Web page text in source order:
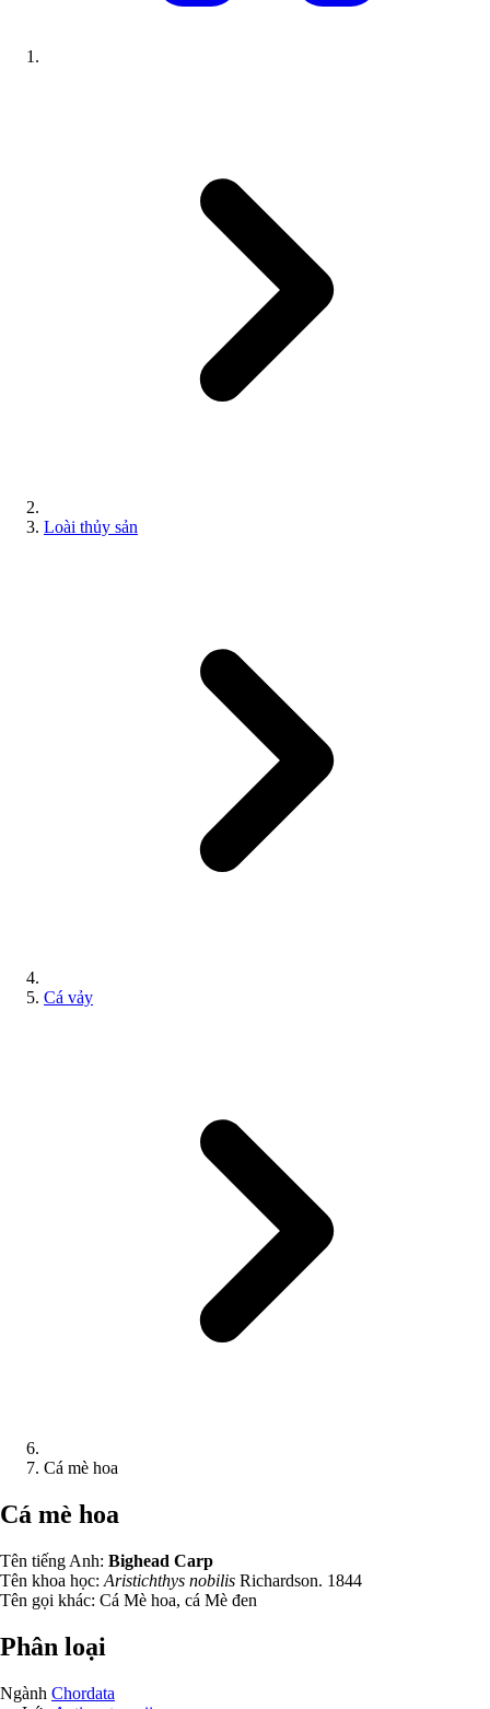
Loài thủy sản
Cá vảy
Cá mè hoa
Cá mè hoa
Tên tiếng Anh: Bighead Carp
Tên khoa học: Aristichthys nobilis Richardson. 1844
Tên gọi khác: Cá Mè hoa, cá Mè đen
Phân loại
Ngành Chordata